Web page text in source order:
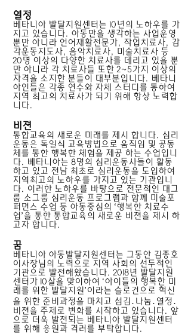
열정
베타니아 발달지원센터는 10년의 노하우를 가
지고 있습니다. 아동만을 생각하는 사업운영
뿐만 아니라 언어재활전문가, 작업치료사, 감
각운동지도사, 음악치료사, 미술치료사 등
20명 이상의 다양한 치료사를 데리고 있을 뿐
만 아니라 각 치료사들 또한 2~5가지 이상의
자격을 소지한 분들이 대부분입니다. 베타니
아인들은 각종 연수와 자체 스터디를 통하여
지역 최고의 치료사가 되기 위해 항상 노력합
니다.
비젼
통합교육의 새로운 미래를 제시 합니다. 심리
운동은 독일식 교육방법으로 움직임 및 공동
체를 통한 행복한 체험을 제공 하는 수업입니
다. 베타니아는 8명의 심리운동사들이 활동
하고 있고 전남 최초로 심리운동을 도입하여
지역최고의 노하우를 가지고 있는 기관입니
다. 이러한 노하우를 바탕으로 전문적인 대그
룹 소그룹 심리운동 프로그램과 함께 미술포
퍼먼스 수업 등 아동중심의 ‘행복한 치료수
업’을 통한 통합교육의 새로운 비젼을 제시 하
고자 합니다.
꿈
베타니아 아동발달지원센터는 그동안 김종호
이사장님의 노력으로 지역 사회의 선두적인
기관으로 발전해왔습니다. 2018년 발달지원
센터가 10살을 맞이하여 ‘아이들의 행복한 미
래를 위한 발달지원’이라는 슬로건으로 혁신
을 위한 준비과정을 마치고 섬김․나눔․열정․
비젼을 주제로 변화를 시작하고 있습니다. 앞
으로 더욱 발전되는 베타니아 발달지원센터
를 위해 응원과 격려를 부탁합니다.